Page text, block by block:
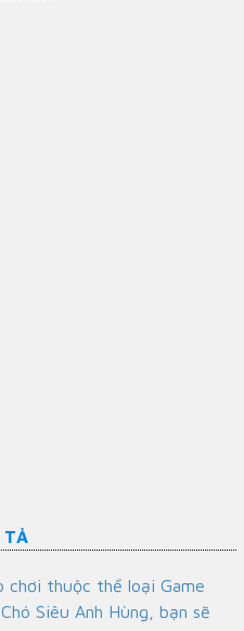
TẢ
chơi thuộc thể loại Game
Siêu Anh Hùng, bạn sẽ